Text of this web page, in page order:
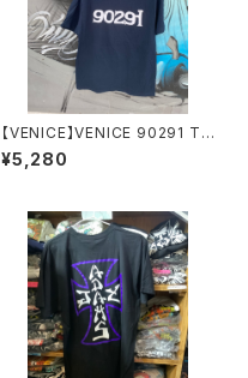
【VENICE】VENICE 90291 T-
Shirts venice streetwear B
LACK orNAVY
¥5,280